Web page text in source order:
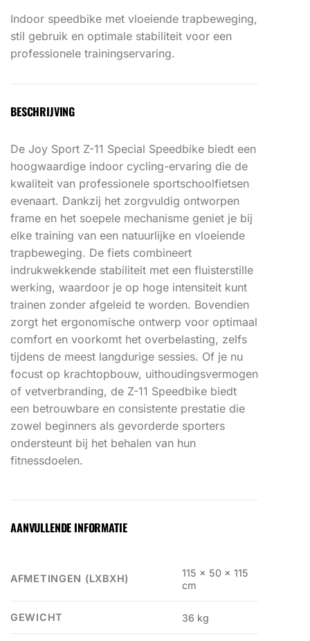
Indoor speedbike met vloeiende trapbeweging,
stil gebruik en optimale stabiliteit voor een
professionele trainingservaring.
BESCHRIJVING
De Joy Sport Z-11 Special Speedbike biedt een
hoogwaardige indoor cycling-ervaring die de
kwaliteit van professionele sportschoolfietsen
evenaart. Dankzij het zorgvuldig ontworpen
frame en het soepele mechanisme geniet je bij
elke training van een natuurlijke en vloeiende
trapbeweging. De fiets combineert
indrukwekkende stabiliteit met een fluisterstille
werking, waardoor je op hoge intensiteit kunt
trainen zonder afgeleid te worden. Bovendien
zorgt het ergonomische ontwerp voor optimaal
comfort en voorkomt het overbelasting, zelfs
tijdens de meest langdurige sessies. Of je nu
focust op krachtopbouw, uithoudingsvermogen
of vetverbranding, de Z-11 Speedbike biedt
een betrouwbare en consistente prestatie die
zowel beginners als gevorderde sporters
ondersteunt bij het behalen van hun
fitnessdoelen.
AANVULLENDE INFORMATIE
AFMETINGEN (LXBXH)
115 x 50 x 115
cm
GEWICHT 36 kg